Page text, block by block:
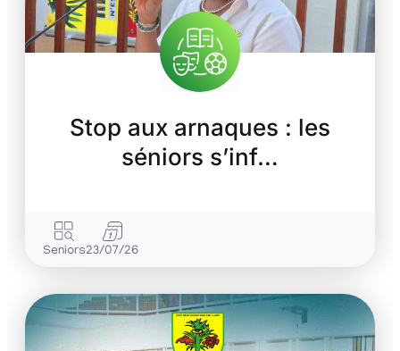
Stop aux arnaques : les
séniors s’inf…
Seniors23/07/26